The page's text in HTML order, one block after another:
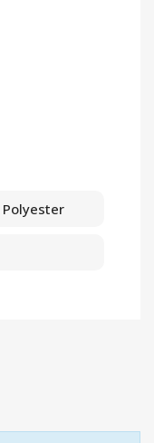
Polyester